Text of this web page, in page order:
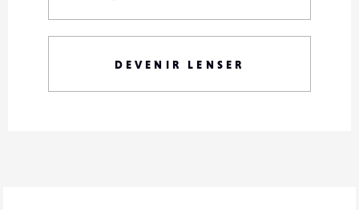
DEVENIR LENSER